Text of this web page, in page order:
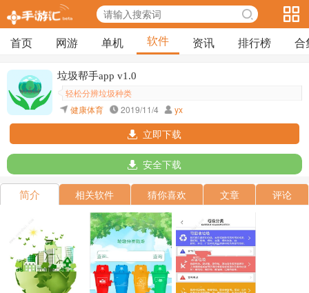
首页 网游 单机 软件 资讯 排行榜 合
垃圾帮手app v1.0
轻松分辨垃圾种类
健康体育
2019/11/4 yx
立即下载
安全下载
简介 相关软件 猜你喜欢 文章 评论